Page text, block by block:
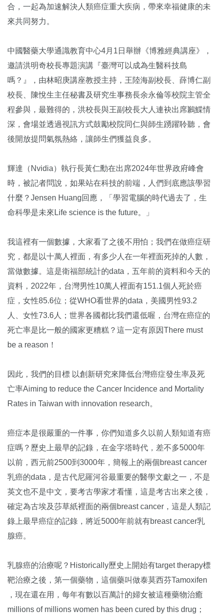
合，一起為加速解決人類癌症重大疾病，帶來幸福健康的未
來共同努力。
中國醫藥大學通識教育中心4月1日舉辦《博雅經典講座》，
邀請洪明奇校長專題演講『臺灣可以成為生醫科技島
嗎？』，由林昭庚講座教授主持，王陸海副校長、薛博仁副
校長、陳悅生主任秘書及研究生事務長余永倫等校院主管全
程參與，最難得的，洪校長與王副校長大人連袂出席鶼鰈情
深，會場並透過視訊方式鼓勵校院同仁與師生踴躍聆聽，會
後開放提問氣氛熱絡，讓師生們獲益良多。
輝達（Nvidia）執行長黃仁勳在出席2024年世界政府峰會
時，被記者問說，如果站在科技的前端，人們到底應該學習
什麼？Jensen Huang回應，「學習電腦的時代過去了，生
命科學是未來Life science is the future。」
我這裡有一個數據，大家看了之後不用怕；我們在做癌症研
究，都是以十萬人裡面，有多少人在一年裡面死掉的人數，
當做數據。這是衛福部統計的data，五年前的資料和今天的
資料，2022年，台灣男性10萬人裡面有151.1個人死於癌
症，女性85.6位；從WHO看世界的data，美國男性93.2
人、女性73.6人；世界各國都比我們還低喔，台灣在癌症的
死亡率是比一般的國家更糟糕？這一定有原因There must
be a reason！
因此，我們的目標 以創新研究來降低台灣癌症發生率及死
亡率Aiming to reduce the Cancer Incidence and Mortality
Rates in Taiwan with innovation research。
癌症本是很嚴重的一件事，你們知道多久以前人類知道有癌
症嗎？歷史上最早的記錄，在金字塔時代，差不多5000年
以前，西元前2500到3000年，簡報上的兩個breast cancer
乳癌的data，是古代尼羅河谷最重要的醫學文獻之一，不是
英文也不是中文，要考古學家才看懂，這是考古出來之後，
確定為古埃及莎草紙裡面的兩個breast cancer，這是人類記
錄上最早癌症的記錄，將近5000年前就有breast cancer乳
腺癌。
乳腺癌的治療呢？Historically歷史上開始有target therapy標
靶治療之後，第一個藥物，這個藥叫做泰莫西芬Tamoxifen
，現在還在用，每年有數以百萬計的婦女被這種藥物治癒
millions of millions women has been cured by this drug；